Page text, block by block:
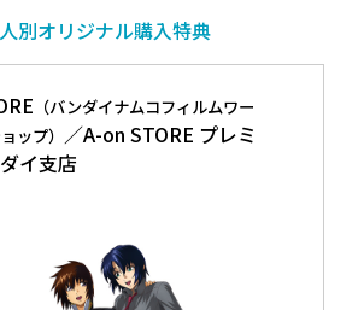
別オリジナル購入特典
（バンダイナムコフィルムワー
ップ） ／A-on STORE プレミ
イ支店